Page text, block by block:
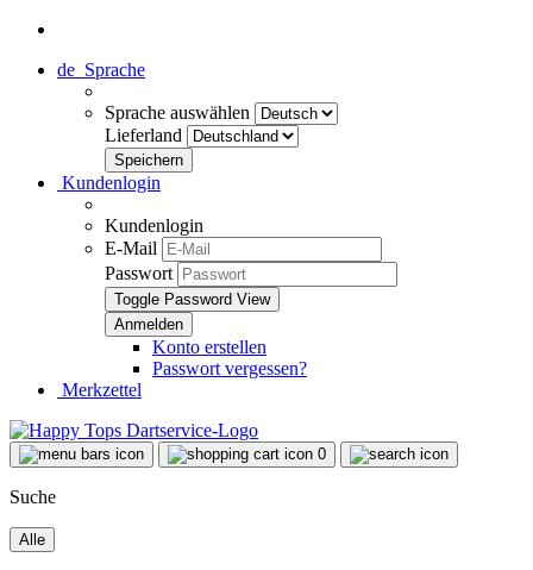
de Sprache
Sprache auswählen
Lieferland
Kundenlogin
Kundenlogin
E-Mail
Passwort
Toggle Password View
Konto erstellen
Passwort vergessen?
Merkzettel
0
Suche
Alle